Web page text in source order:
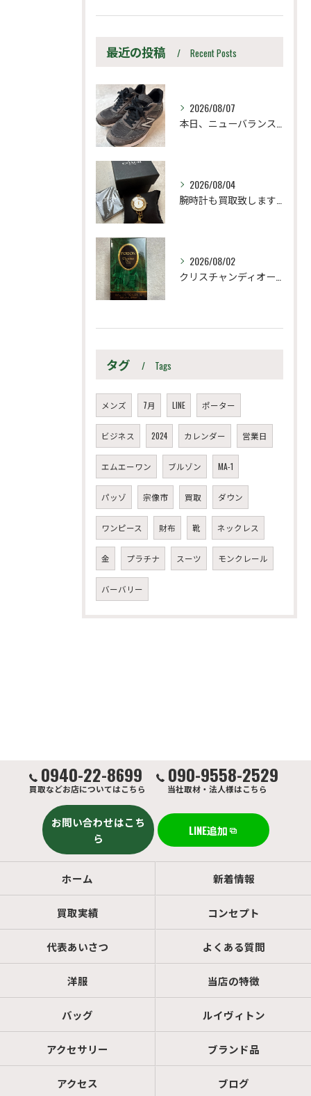
最近の投稿 Recent Posts
2026/08/07
2026/08/04
2026/08/02
タグ Tags
メンズ 7月 LINE ポーター
ビジネス 2024 カレンダー 営業日
エムエーワン ブルゾン MA-1
パッゾ 宗像市 買取 ダウン
ワンピース 財布 靴 ネックレス
金 プラチナ スーツ モンクレール
バーバリー
0940-22-8699
買取などお店についてはこちら
090-9558-2529
当社取材・法人様はこちら
お問い合わせはこち
ら
LINE追加
ホーム 新着情報
買取実績 コンセプト
代表あいさつ よくある質問
洋服 当店の特徴
バッグ ルイヴィトン
アクセサリー ブランド品
アクセス ブログ